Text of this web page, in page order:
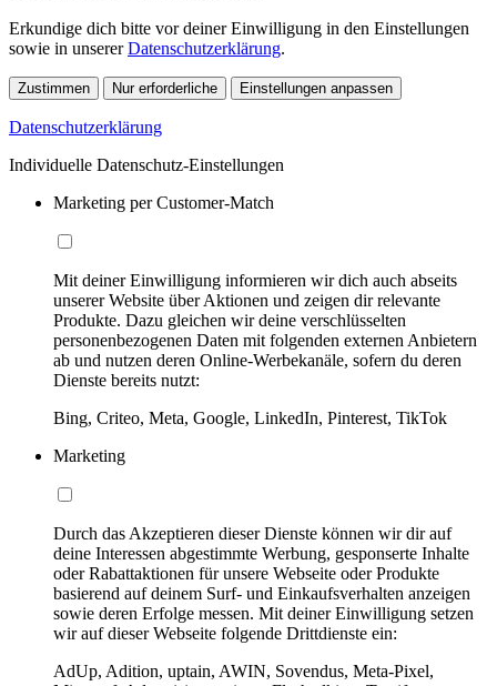
Erkundige dich bitte vor deiner Einwilligung in den Einstellungen
sowie in unsererDatenschutzerklärung.
Zustimmen Nur erforderliche Einstellungen anpassen
Datenschutzerklärung
Individuelle Datenschutz-Einstellungen
Marketing per Customer-Match
Mit deiner Einwilligung informieren wir dich auch abseits
unserer Website über Aktionen und zeigen dir relevante
Produkte. Dazu gleichen wir deine verschlüsselten
personenbezogenen Daten mit folgenden externen Anbietern
ab und nutzen deren Online-Werbekanäle, sofern du deren
Dienste bereits nutzt:
Bing, Criteo, Meta, Google, LinkedIn, Pinterest, TikTok
Marketing
Durch das Akzeptieren dieser Dienste können wir dir auf
deine Interessen abgestimmte Werbung, gesponserte Inhalte
oder Rabattaktionen für unsere Webseite oder Produkte
basierend auf deinem Surf- und Einkaufsverhalten anzeigen
sowie deren Erfolge messen. Mit deiner Einwilligung setzen
wir auf dieser Webseite folgende Drittdienste ein:
AdUp, Adition, uptain, AWIN, Sovendus, Meta-Pixel,